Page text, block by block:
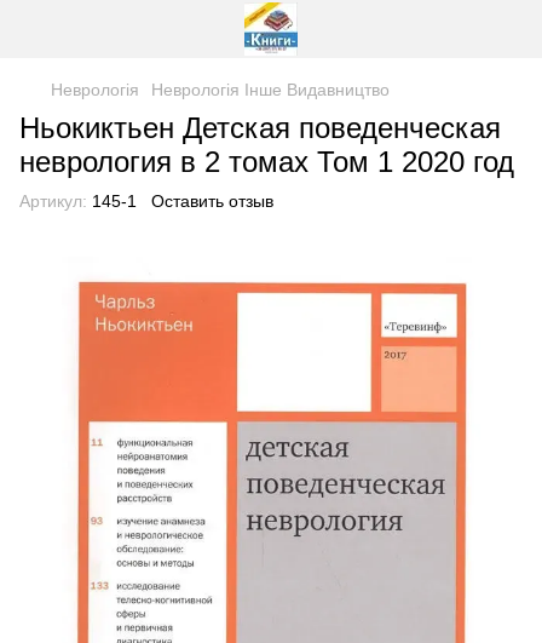
Неврологія Неврологія Інше Видавництво
Ньокиктьен Детская поведенческая
неврология в 2 томах Том 1 2020 год
Артикул: 145-1 Оставить отзыв